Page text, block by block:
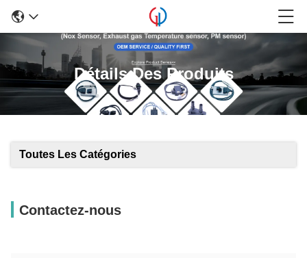
Détails Des Produits
Toutes Les Catégories
Contactez-nous